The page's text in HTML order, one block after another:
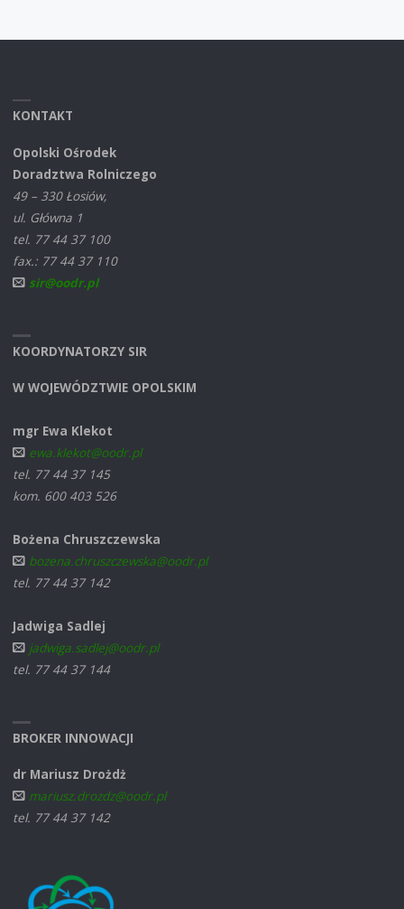
KONTAKT
Opolski Ośrodek
Doradztwa Rolniczego
49 – 330 Łosiów,
ul. Główna 1
tel. 77 44 37 100
fax.: 77 44 37 110
sir@oodr.pl
KOORDYNATORZY SIR
W WOJEWÓDZTWIE OPOLSKIM
mgr Ewa Klekot
ewa.klekot@oodr.pl
tel. 77 44 37 145
kom. 600 403 526
Bożena Chruszczewska
bozena.chruszczewska@oodr.pl
tel. 77 44 37 142
Jadwiga Sadlej
jadwiga.sadlej@oodr.pl
tel. 77 44 37 144
BROKER INNOWACJI
dr Mariusz Drożdż
mariusz.drozdz@oodr.pl
tel. 77 44 37 142